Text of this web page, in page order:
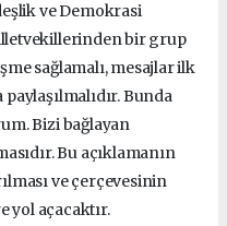
ve Demokrasi
bir grup
sağlamalı, mesajlar ilk
Bunda
Bizi bağlayan
Bu açıklamanın
ve çerçevesinin
yol açacaktır.